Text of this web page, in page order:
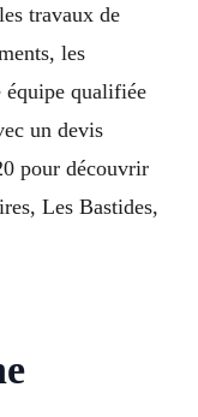
travaux de
les
équipe qualifiée
un devis
pour découvrir
Les Bastides,